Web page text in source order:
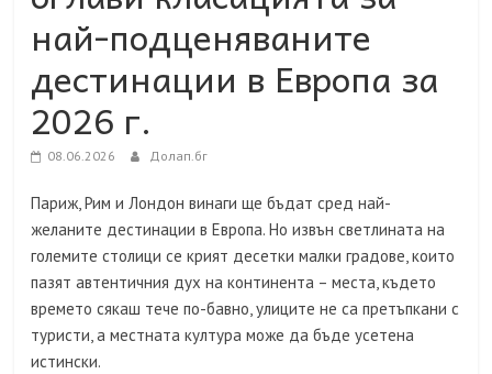
най-подценяваните
дестинации в Европа за
2026 г.
08.06.2026 Долап.бг
Париж, Рим и Лондон винаги ще бъдат сред най-
желаните дестинации в Европа. Но извън светлината на
големите столици се крият десетки малки градове, които
пазят автентичния дух на континента – места, където
времето сякаш тече по-бавно, улиците не са претъпкани с
туристи, а местната култура може да бъде усетена
истински.